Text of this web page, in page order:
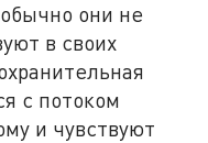
они не
в своих
с потоком
и чувствуют